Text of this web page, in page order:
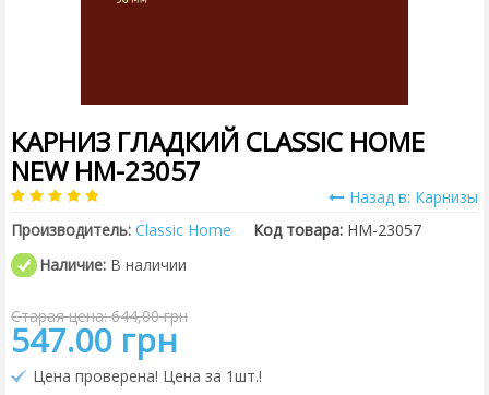
КАРНИЗ ГЛАДКИЙ CLASSIC HOME
NEW HM-23057
Назад в: Карнизы
Производитель: Classic Home Код товара: HM-23057
Наличие: В наличии
Старая цена: 644,00 грн
547.00 грн
Цена проверена! Цена за 1шт.!